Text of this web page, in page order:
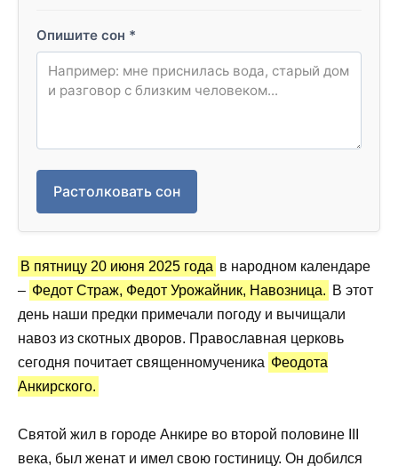
Опишите сон *
Растолковать сон
В пятницу 20 июня 2025 года в народном календаре
– Федот Страж, Федот Урожайник, Навозница. В этот
день наши предки примечали погоду и вычищали
навоз из скотных дворов. Православная церковь
сегодня почитает священномученика Феодота
Анкирского.
Святой жил в городе Анкире во второй половине III
века, был женат и имел свою гостиницу. Он добился